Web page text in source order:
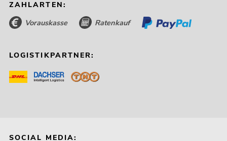
ZAHLARTEN:
Vorauskasse Ratenkauf
LOGISTIKPARTNER:
SOCIAL MEDIA: